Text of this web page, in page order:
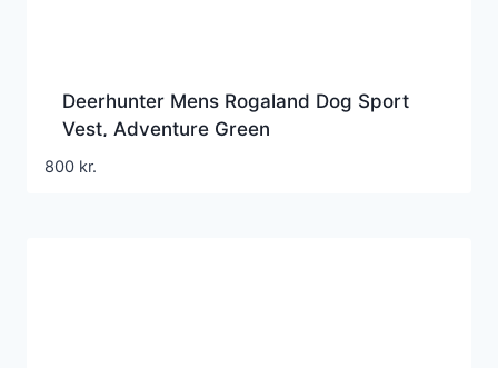
Deerhunter Mens Rogaland Dog Sport
Vest, Adventure Green
800 kr.